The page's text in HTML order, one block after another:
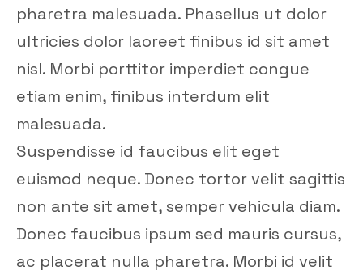
pharetra malesuada. Phasellus ut dolor
ultricies dolor laoreet finibus id sit amet
nisl. Morbi porttitor imperdiet congue
etiam enim, finibus interdum elit
malesuada.
Suspendisse id faucibus elit eget
euismod neque. Donec tortor velit sagittis
non ante sit amet, semper vehicula diam.
Donec faucibus ipsum sed mauris cursus,
ac placerat nulla pharetra. Morbi id velit